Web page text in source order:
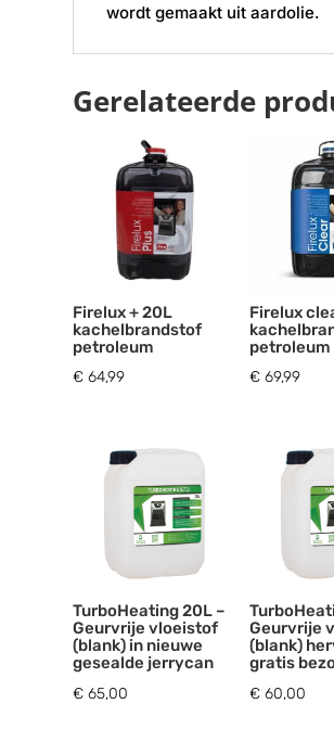
wordt gemaakt uit aardolie.
Gerelateerde
Firelux + 20L
kachelbrandstof
petroleum
€ 64,99
Firelux
petroleum
€ 69,99
TurboHeating 20L –
Geurvrije vloeistof
(blank) in nieuwe
gesealde jerrycan
€ 65,00
Geurvrije
(blank)
gratis
€ 60,00